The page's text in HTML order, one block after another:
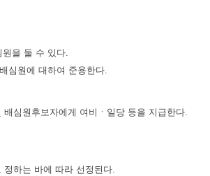
을 둘 수 있다.
심원에 대하여 준용한다.
심원후보자에게 여비ㆍ일당 등을 지급한다.
하는 바에 따라 선정된다.